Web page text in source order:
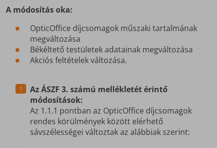
A módosítás oka:
OpticOffice díjcsomagok műszaki tartalmának
megváltozása
Békéltető testületek adatainak megváltozása
Akciós feltételek változása.
Az ÁSZF 3. számú mellékletét érintő
módosítások:
Az 1.1.1 pontban az OpticOffice díjcsomagok
rendes körülmények között elérhető
sávszélességei változtak az alábbiak szerint: